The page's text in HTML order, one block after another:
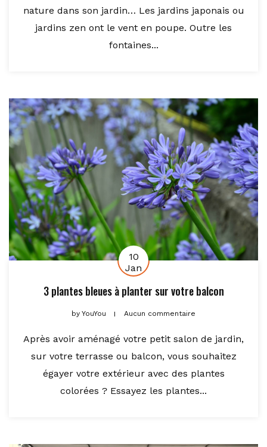
nature dans son jardin… Les jardins japonais ou
jardins zen ont le vent en poupe. Outre les
fontaines...
10
Jan
3 plantes bleues à planter sur votre balcon
by YouYou Aucun commentaire
Après avoir aménagé votre petit salon de jardin,
sur votre terrasse ou balcon, vous souhaitez
égayer votre extérieur avec des plantes
colorées ? Essayez les plantes...